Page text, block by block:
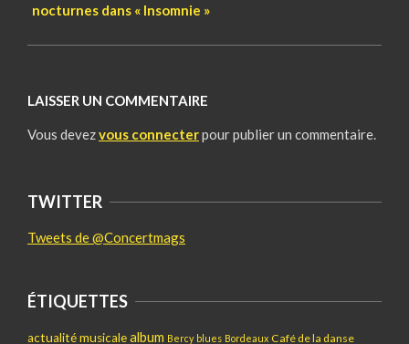
nocturnes dans « Insomnie »
LAISSER UN COMMENTAIRE
Vous devezvous connecterpour publier un commentaire.
TWITTER
Tweets de @Concertmags
ÉTIQUETTES
actualité musicalealbum Bercy blues Bordeaux Café de la danse